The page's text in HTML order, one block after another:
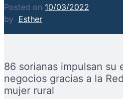
Posted on 10/03/2022
by Esther
86 sorianas impulsan su
negocios gracias a la
mujer rural